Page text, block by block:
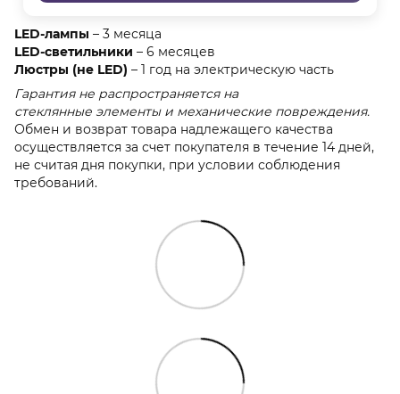
LED-лампы – 3 месяца
LED-светильники – 6 месяцев
Люстры (не LED) – 1 год на электрическую часть
Гарантия не распространяется на
стеклянные элементы и механические повреждения.
Обмен и возврат товара надлежащего качества
осуществляется за счет покупателя в течение 14 дней,
не считая дня покупки, при условии соблюдения
требований.